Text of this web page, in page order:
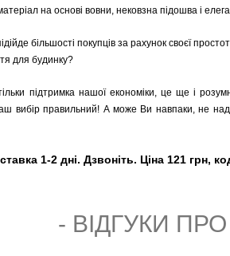
на основі вовни, нековзна підошва і
більшості покупців за рахунок своєї
для будинку?
підтримка нашої економіки, це ще і
вибір правильний! А може Ви навпаки, не
1-2 дні. Дзвоніть. Ціна 121 грн,
- ВIДГУКИ